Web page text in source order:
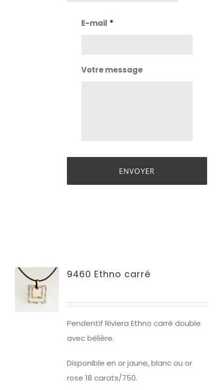
E-mail *
Votre message
9460 Ethno carré
Pendentif Riviera Ethno carré double
avec bélière.
Disponible en or jaune, blanc ou or
rose 18 carats/750.